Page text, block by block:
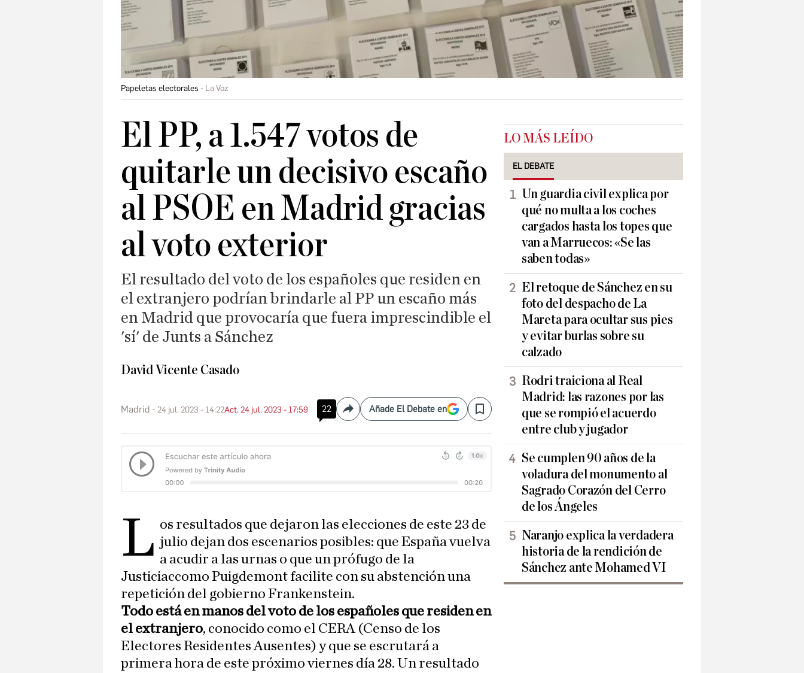
Papeletas electorales La Voz
El PP, a 1.547 votos de
quitarle un decisivo escaño
al PSOE en Madrid gracias
al voto exterior
El resultado del voto de los españoles que residen en
el extranjero podrían brindarle al PP un escaño más
en Madrid que provocaría que fuera imprescindible el
'sí' de Junts a Sánchez
David Vicente Casado
Madrid 24 jul. 2023 - 14:22Act. 24 jul. 2023 - 17:59 22 CompartirAñade El Debate en Save
L os resultados que dejaron las elecciones de este 23 de
julio dejan dos escenarios posibles: que España vuelva
a acudir a las urnas o que un prófugo de la
Justiciaccomo Puigdemont facilite con su abstención una
repetición del gobierno Frankenstein.
Todo está en manos del voto de los españoles que residen en
el extranjero, conocido como el CERA (Censo de los
Electores Residentes Ausentes) y que se escrutará a
primera hora de este próximo viernes día 28. Un resultado
LO MÁS LEÍDO
EL DEBATE
Un guardia civil explica por
qué no multa a los coches
cargados hasta los topes que
van a Marruecos: «Se las
saben todas»
El retoque de Sánchez en su
foto del despacho de La
Mareta para ocultar sus pies
y evitar burlas sobre su
calzado
Rodri traiciona al Real
Madrid: las razones por las
que se rompió el acuerdo
entre club y jugador
Se cumplen 90 años de la
voladura del monumento al
Sagrado Corazón del Cerro
de los Ángeles
Naranjo explica la verdadera
historia de la rendición de
Sánchez ante Mohamed VI